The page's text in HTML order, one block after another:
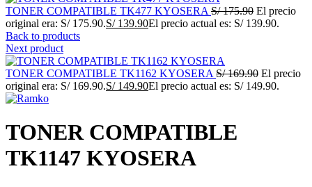
TONER COMPATIBLE TK477 KYOSERA S/175.90 El precio
original era: S/ 175.90.S/139.90El precio actual es: S/ 139.90.
Back to products
Next product
TONER COMPATIBLE TK1162 KYOSERA S/169.90 El precio
original era: S/ 169.90.S/149.90El precio actual es: S/ 149.90.
TONER COMPATIBLE
TK1147 KYOSERA